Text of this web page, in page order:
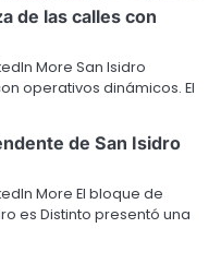
de las calles con
More San Isidro
operativos dinámicos. El
de San Isidro
More El bloque de
es Distinto presentó una